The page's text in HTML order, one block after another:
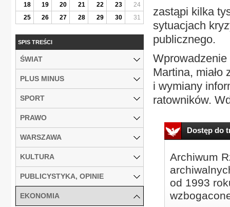
zastąpi kilka
sytuacjach
publicznego.
Martina,
i wymiany
ratowników.
Dostęp do
Archiwum
od 1993
18
19 20 21 22 23
24
25
26 27 28 29 30 31
SPIS TREŚCI
ŚWIAT
PLUS MINUS
SPORT
PRAWO
WARSZAWA
KULTURA
PUBLICYSTYKA, OPINIE
EKONOMIA